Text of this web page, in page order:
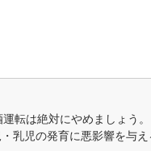
転は絶対にやめましょう。
乳児の発育に悪影響を与え